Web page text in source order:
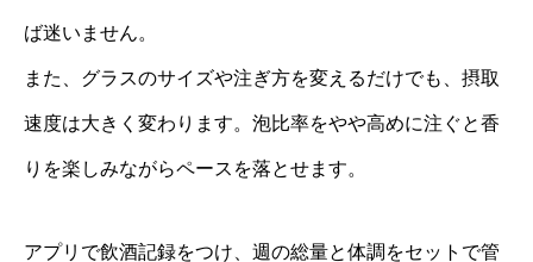
ば迷いません。
また、グラスのサイズや注ぎ方を変えるだけでも、摂取
速度は大きく変わります。泡比率をやや高めに注ぐと香
りを楽しみながらペースを落とせます。
アプリで飲酒記録をつけ、週の総量と体調をセットで管